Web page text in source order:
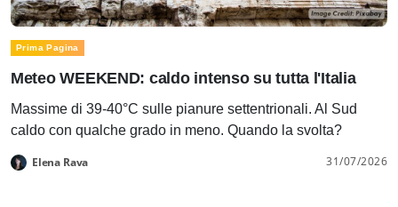
Prima Pagina
Meteo WEEKEND: caldo intenso su tutta l'Italia
Massime di 39-40°C sulle pianure settentrionali. Al Sud
caldo con qualche grado in meno. Quando la svolta?
Elena Rava 31/07/2026